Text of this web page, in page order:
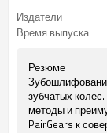
Издатели
Время выпуска
Резюме
зубчатых
методы и
PairGears к